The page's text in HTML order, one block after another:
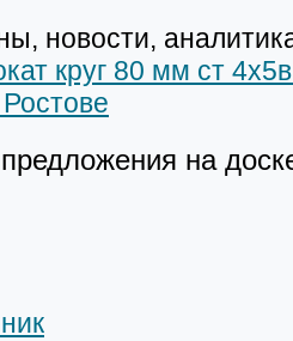
новости,
круг 80 мм ст
на